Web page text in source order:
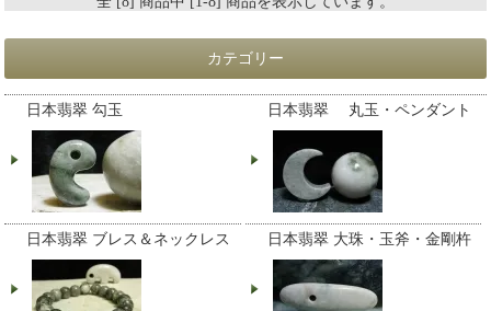
カテゴリー
日本翡翠 勾玉 日本翡翠 丸玉・ペンダント
日本翡翠 ブレス＆ネックレス 日本翡翠 大珠・玉斧・金剛杵